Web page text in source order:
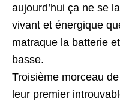
aujourd’hui ça ne se
vivant et énergique
matraque la batterie
basse.
Troisième morceau
leur premier